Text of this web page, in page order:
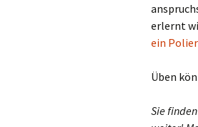
erlernt
ein
Üben
Sie